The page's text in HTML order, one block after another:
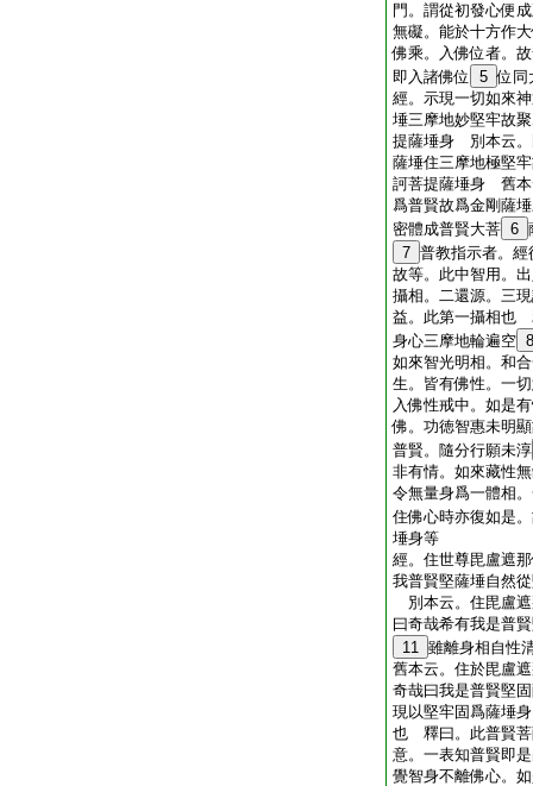
門。謂從初發心便
無礙。能於十方作
佛乘。入佛位者。
即入諸佛位
5 位同
經。示現一切如來
埵三摩地妙堅牢故
提薩埵身 別本云。
薩埵住三摩地極堅
訶菩提薩埵身 舊本
爲普賢故爲金剛薩
密體成普賢大菩 6
7 普教指示者。
故等。此中智用。
攝相。二還源。三
益。此第一攝相也
身心三摩地輪遍空 8
如來智光明相。和
生。皆有佛性。一
入佛性戒中。如是
佛。功徳智惠未明
普賢。隨分行願未淳
非有情。如來藏性
令無量身爲一體相
住佛心時亦復如是
埵身等
經。住世尊毘盧遮
我普賢堅薩埵自然
別本云。住毘盧
曰奇哉希有我是普
11 雖離身相自性
舊本云。住於毘盧
奇哉曰我是普賢堅
現以堅牢固爲薩埵
也 釋曰。此普賢菩
意。一表知普賢即
覺智身不離佛心。